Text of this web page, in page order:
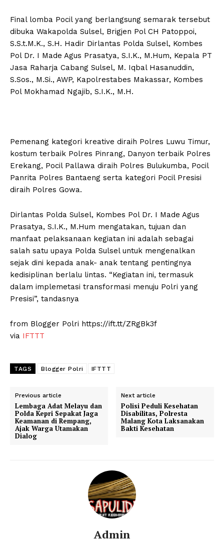
Final lomba Pocil yang berlangsung semarak tersebut
dibuka Wakapolda Sulsel, Brigjen Pol CH Patoppoi,
S.S.t.M.K., S.H. Hadir Dirlantas Polda Sulsel, Kombes
Pol Dr. I Made Agus Prasatya, S.I.K., M.Hum, Kepala PT
Jasa Raharja Cabang Sulsel, M. Iqbal Hasanuddin,
S.Sos., M.Si., AWP, Kapolrestabes Makassar, Kombes
Pol Mokhamad Ngajib, S.I.K., M.H.
Pemenang kategori kreative diraih Polres Luwu Timur,
kostum terbaik Polres Pinrang, Danyon terbaik Polres
Erekang, Pocil Pallawa diraih Polres Bulukumba, Pocil
Panrita Polres Bantaeng serta kategori Pocil Presisi
diraih Polres Gowa.
Dirlantas Polda Sulsel, Kombes Pol Dr. I Made Agus
Prasatya, S.I.K., M.Hum mengatakan, tujuan dan
manfaat pelaksanaan kegiatan ini adalah sebagai
salah satu upaya Polda Sulsel untuk mengenalkan
sejak dini kepada anak- anak tentang pentingnya
kedisiplinan berlalu lintas. “Kegiatan ini, termasuk
dalam implemetasi transformasi menuju Polri yang
Presisi”, tandasnya
from Blogger Polri https://ift.tt/ZRgBk3f
via IFTTT
TAGS Blogger Polri IFTTT
Previous article
Lembaga Adat Melayu dan
Polda Kepri Sepakat Jaga
Keamanan di Rempang,
Ajak Warga Utamakan
Dialog
Next article
Polisi Peduli Kesehatan
Disabilitas, Polresta
Malang Kota Laksanakan
Bakti Kesehatan
Admin